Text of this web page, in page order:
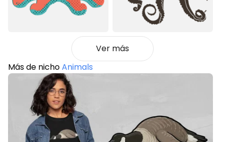
Ver más
Más de nichoAnimals